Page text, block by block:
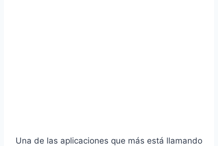
Una de las aplicaciones que más está llamando